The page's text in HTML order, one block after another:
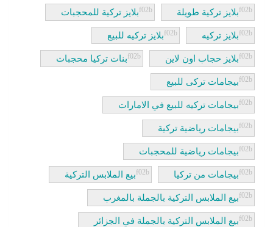
بلايز تركية طويلة بلايز تركية للمحجبات
بلايز تركيه بلايز تركيه للبيع
بلايز حجاب اون لاين بنات تركيا محجبات
بيجامات تركى للبيع
بيجامات تركيه للبيع في الامارات
بيجامات رياضية تركية
بيجامات رياضية للمحجبات
بيجامات من تركيا بيع الملابس التركية
بيع الملابس التركية بالجملة بالمغرب
بيع الملابس التركية بالجملة في الجزائر